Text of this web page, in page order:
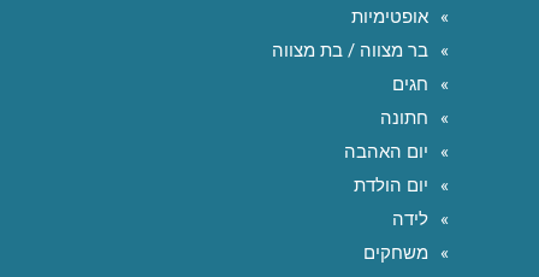
אופטימיות
בר מצווה / בת מצווה
חגים
חתונה
יום האהבה
יום הולדת
לידה
משחקים